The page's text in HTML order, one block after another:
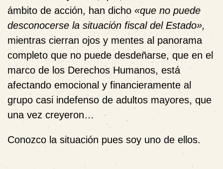
ámbito de acción, han dicho «que no puede
desconocerse la situación fiscal del Estado»,
mientras cierran ojos y mentes al panorama
completo que no puede desdeñarse, que en el
marco de los Derechos Humanos, está
afectando emocional y financieramente al
grupo casi indefenso de adultos mayores, que
una vez creyeron…
Conozco la situación pues soy uno de ellos.